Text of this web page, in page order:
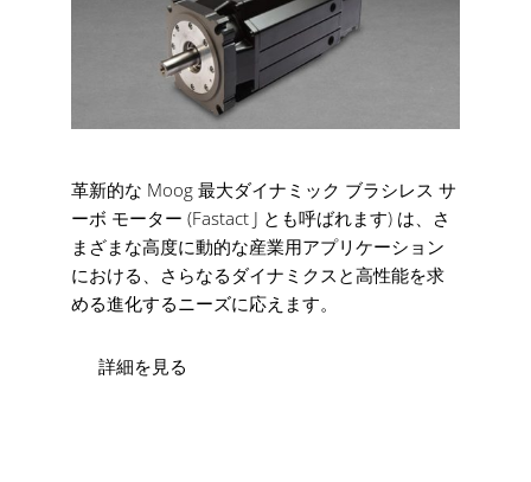
革新的な Moog 最大ダイナミック ブラシレス サ
ーボ モーター (Fastact J とも呼ばれます) は、さ
まざまな高度に動的な産業用アプリケーション
における、さらなるダイナミクスと高性能を求
める進化するニーズに応えます。
詳細を見る